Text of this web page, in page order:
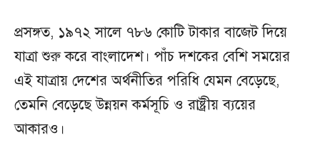
প্রসঙ্গত, ১৯৭২ সালে ৭৮৬ কোটি টাকার বাজেট দিয়ে
যাত্রা শুরু করে বাংলাদেশ। পাঁচ দশকের বেশি সময়ের
এই যাত্রায় দেশের অর্থনীতির পরিধি যেমন বেড়েছে,
তেমনি বেড়েছে উন্নয়ন কর্মসূচি ও রাষ্ট্রীয় ব্যয়ের
আকারও।